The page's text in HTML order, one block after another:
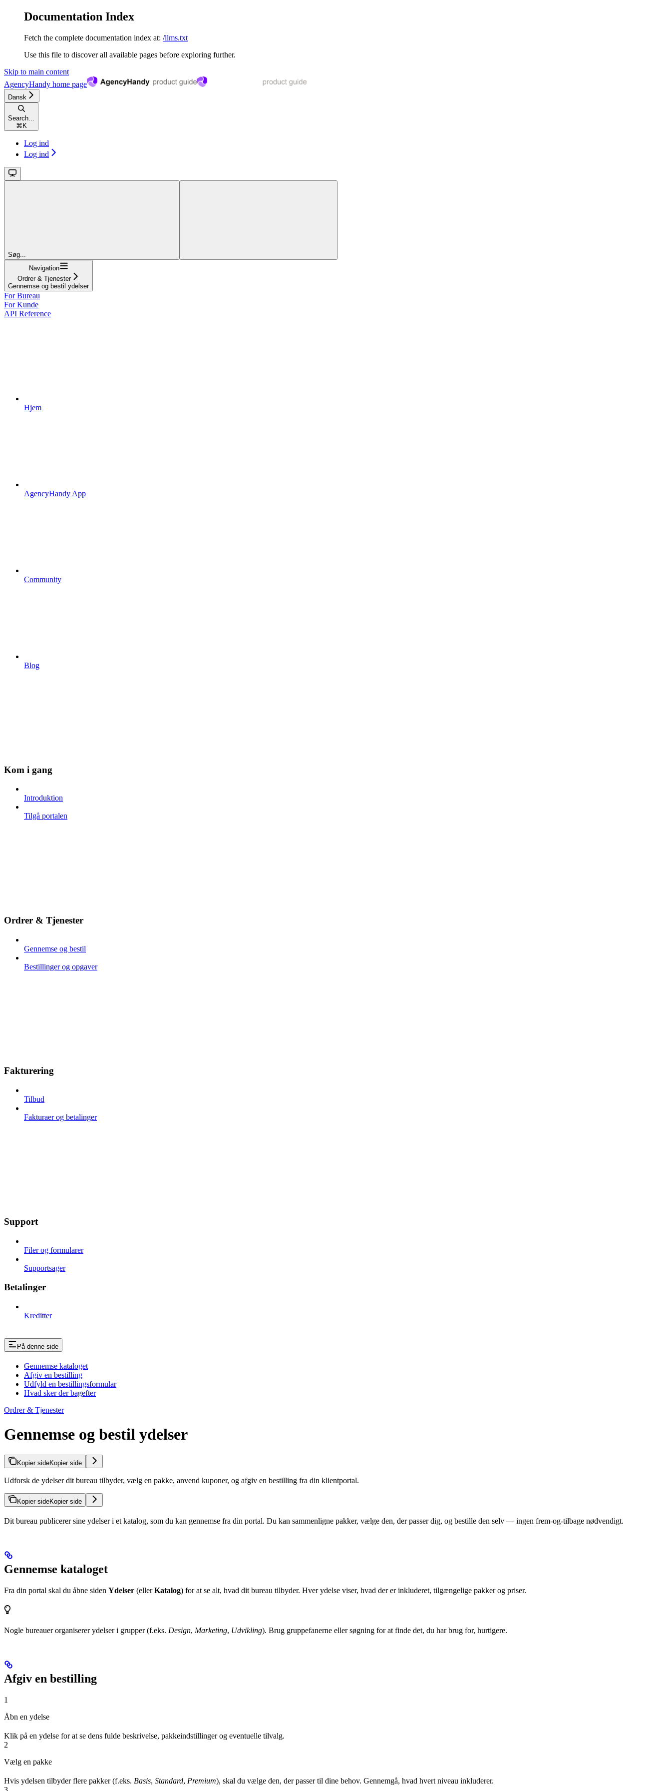
Documentation Index
Fetch the complete documentation index at: /llms.txt
Use this file to discover all available pages before exploring further.
Skip to main content
AgencyHandy home page
Dansk
Search...
⌘ K
Log ind
Log ind
Søg...
Navigation
Ordrer & Tjenester
Gennemse og bestil ydelser
For Bureau
For Kunde
API Reference
Hjem
AgencyHandy App
Community
Blog
Kom i gang
Introduktion
Tilgå portalen
Ordrer & Tjenester
Gennemse og bestil
Bestillinger og opgaver
Fakturering
Tilbud
Fakturaer og betalinger
Support
Filer og formularer
Supportsager
Betalinger
Kreditter
På denne side
Gennemse kataloget
Afgiv en bestilling
Udfyld en bestillingsformular
Hvad sker der bagefter
Ordrer & Tjenester
Gennemse og bestil ydelser
Kopier sideKopier side
Udforsk de ydelser dit bureau tilbyder, vælg en pakke, anvend kuponer, og afgiv en bestilling fra din klientportal.
Kopier sideKopier side
Dit bureau publicerer sine ydelser i et katalog, som du kan gennemse fra din portal. Du kan sammenligne pakker, vælge den, der passer dig, og bestille den selv — ingen frem-og-tilbage nødvendigt.
Gennemse kataloget
Fra din portal skal du åbne siden Ydelser (ellerKatalog) for at se alt, hvad dit bureau tilbyder. Hver ydelse viser, hvad der er inkluderet, tilgængelige pakker og priser.
Nogle bureauer organiserer ydelser i grupper (f.eks. Design, Marketing, Udvikling). Brug gruppefanerne eller søgning for at finde det, du har brug for, hurtigere.
Afgiv en bestilling
1
Åbn en ydelse
Klik på en ydelse for at se dens fulde beskrivelse, pakkeindstillinger og eventuelle tilvalg.
2
Vælg en pakke
Hvis ydelsen tilbyder flere pakker (f.eks. Basis, Standard, Premium), skal du vælge den, der passer til dine behov. Gennemgå, hvad hvert niveau inkluderer.